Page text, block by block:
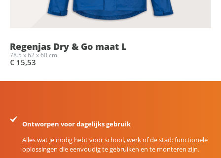
Regenjas Dry & Go maat L
78.5 x 62 x 60 cm
€ 15,53
Ontworpen voor dagelijks gebruik
Alles wat je nodig hebt voor school, werk of de stad: functionele
oplossingen die eenvoudig te gebruiken en te monteren zijn.